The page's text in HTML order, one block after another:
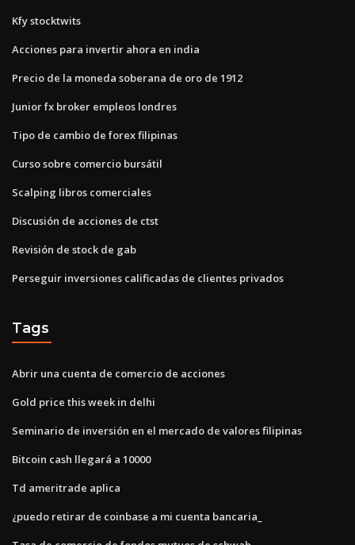
Kfy stocktwits
Acciones para invertir ahora en india
Precio de la moneda soberana de oro de 1912
Junior fx broker empleos londres
Tipo de cambio de forex filipinas
Curso sobre comercio bursátil
Scalping libros comerciales
Discusión de acciones de ctst
Revisión de stock de gab
Perseguir inversiones calificadas de clientes privados
Tags
Abrir una cuenta de comercio de acciones
Gold price this week in delhi
Seminario de inversión en el mercado de valores filipinas
Bitcoin cash llegará a 10000
Td ameritrade aplica
¿puedo retirar de coinbase a mi cuenta bancaria_